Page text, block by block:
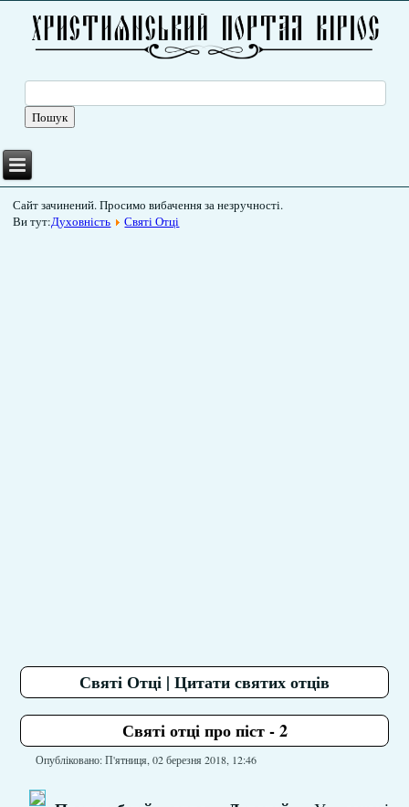
Сайт зачинений. Просимо вибачення за незручності.
Ви тут:Духовність Святі Отці
Святі Отці | Цитати святих отців
Святі отці про піст - 2
Опубліковано: П'ятниця, 02 березня 2018, 12:46